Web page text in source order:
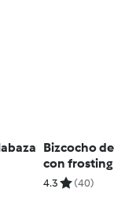
Bizcocho
con
anacardos
4.3 (40)